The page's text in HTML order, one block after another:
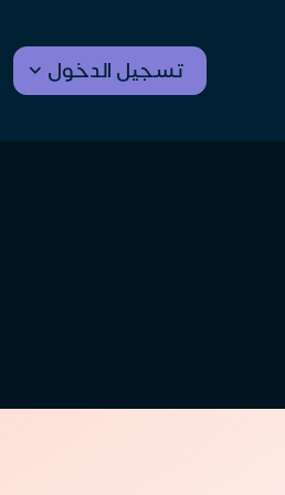
تسجيل الدخول